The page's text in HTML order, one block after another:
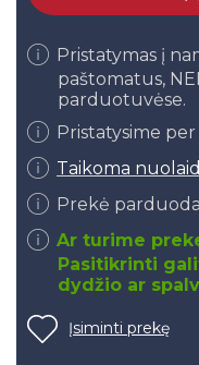
Pristatymas į
paštomatus,
parduotuvėse.
Pristatysime per
Taikoma
Prekė
Ar turime
Pasitikrinti
dydžio ar
Įsiminti prekę